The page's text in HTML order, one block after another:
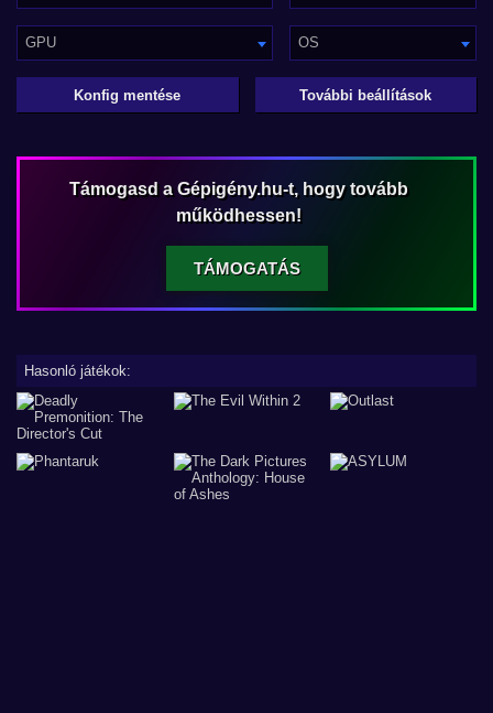
GPU OS
Konfig mentése További beállítások
Támogasd a Gépigény.hu-t, hogy tovább
működhessen!
TÁMOGATÁS
Hasonló játékok: